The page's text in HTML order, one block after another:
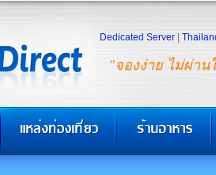
"จองง่าย ไม่ผ่าน
Dedicated Server